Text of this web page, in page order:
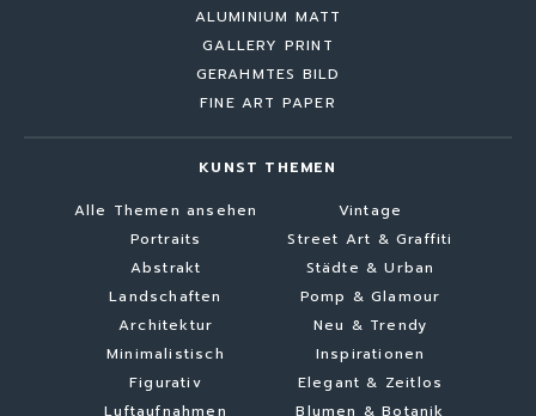
ALUMINIUM MATT
GALLERY PRINT
GERAHMTES BILD
FINE ART PAPER
KUNST THEMEN
Alle Themen ansehen
Portraits
Abstrakt
Landschaften
Architektur
Minimalistisch
Figurativ
Luftaufnahmen
Vintage
Street Art & Graffiti
Städte & Urban
Pomp & Glamour
Neu & Trendy
Inspirationen
Elegant & Zeitlos
Blumen & Botanik